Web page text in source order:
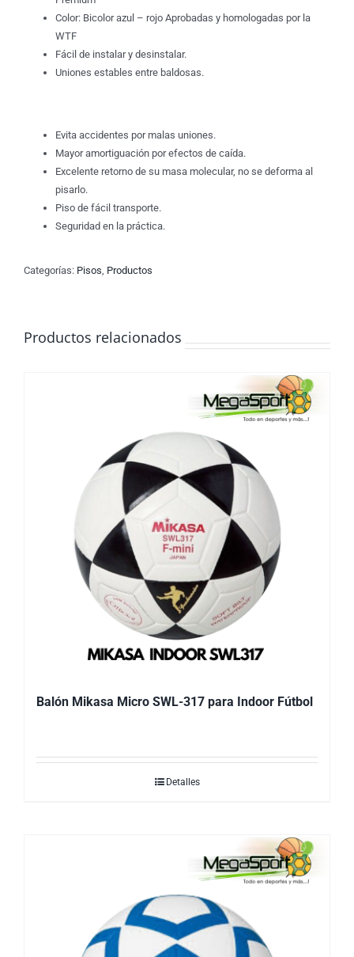
Color: Bicolor azul – rojo Aprobadas y homologadas por la
WTF
Fácil de instalar y desinstalar.
Uniones estables entre baldosas.
Evita accidentes por malas uniones.
Mayor amortiguación por efectos de caída.
Excelente retorno de su masa molecular, no se deforma al
pisarlo.
Piso de fácil transporte.
Seguridad en la práctica.
Categorías: Pisos Productos
Productos relacionados
Balón Mikasa Micro SWL-317 para Indoor Fútbol
Detalles